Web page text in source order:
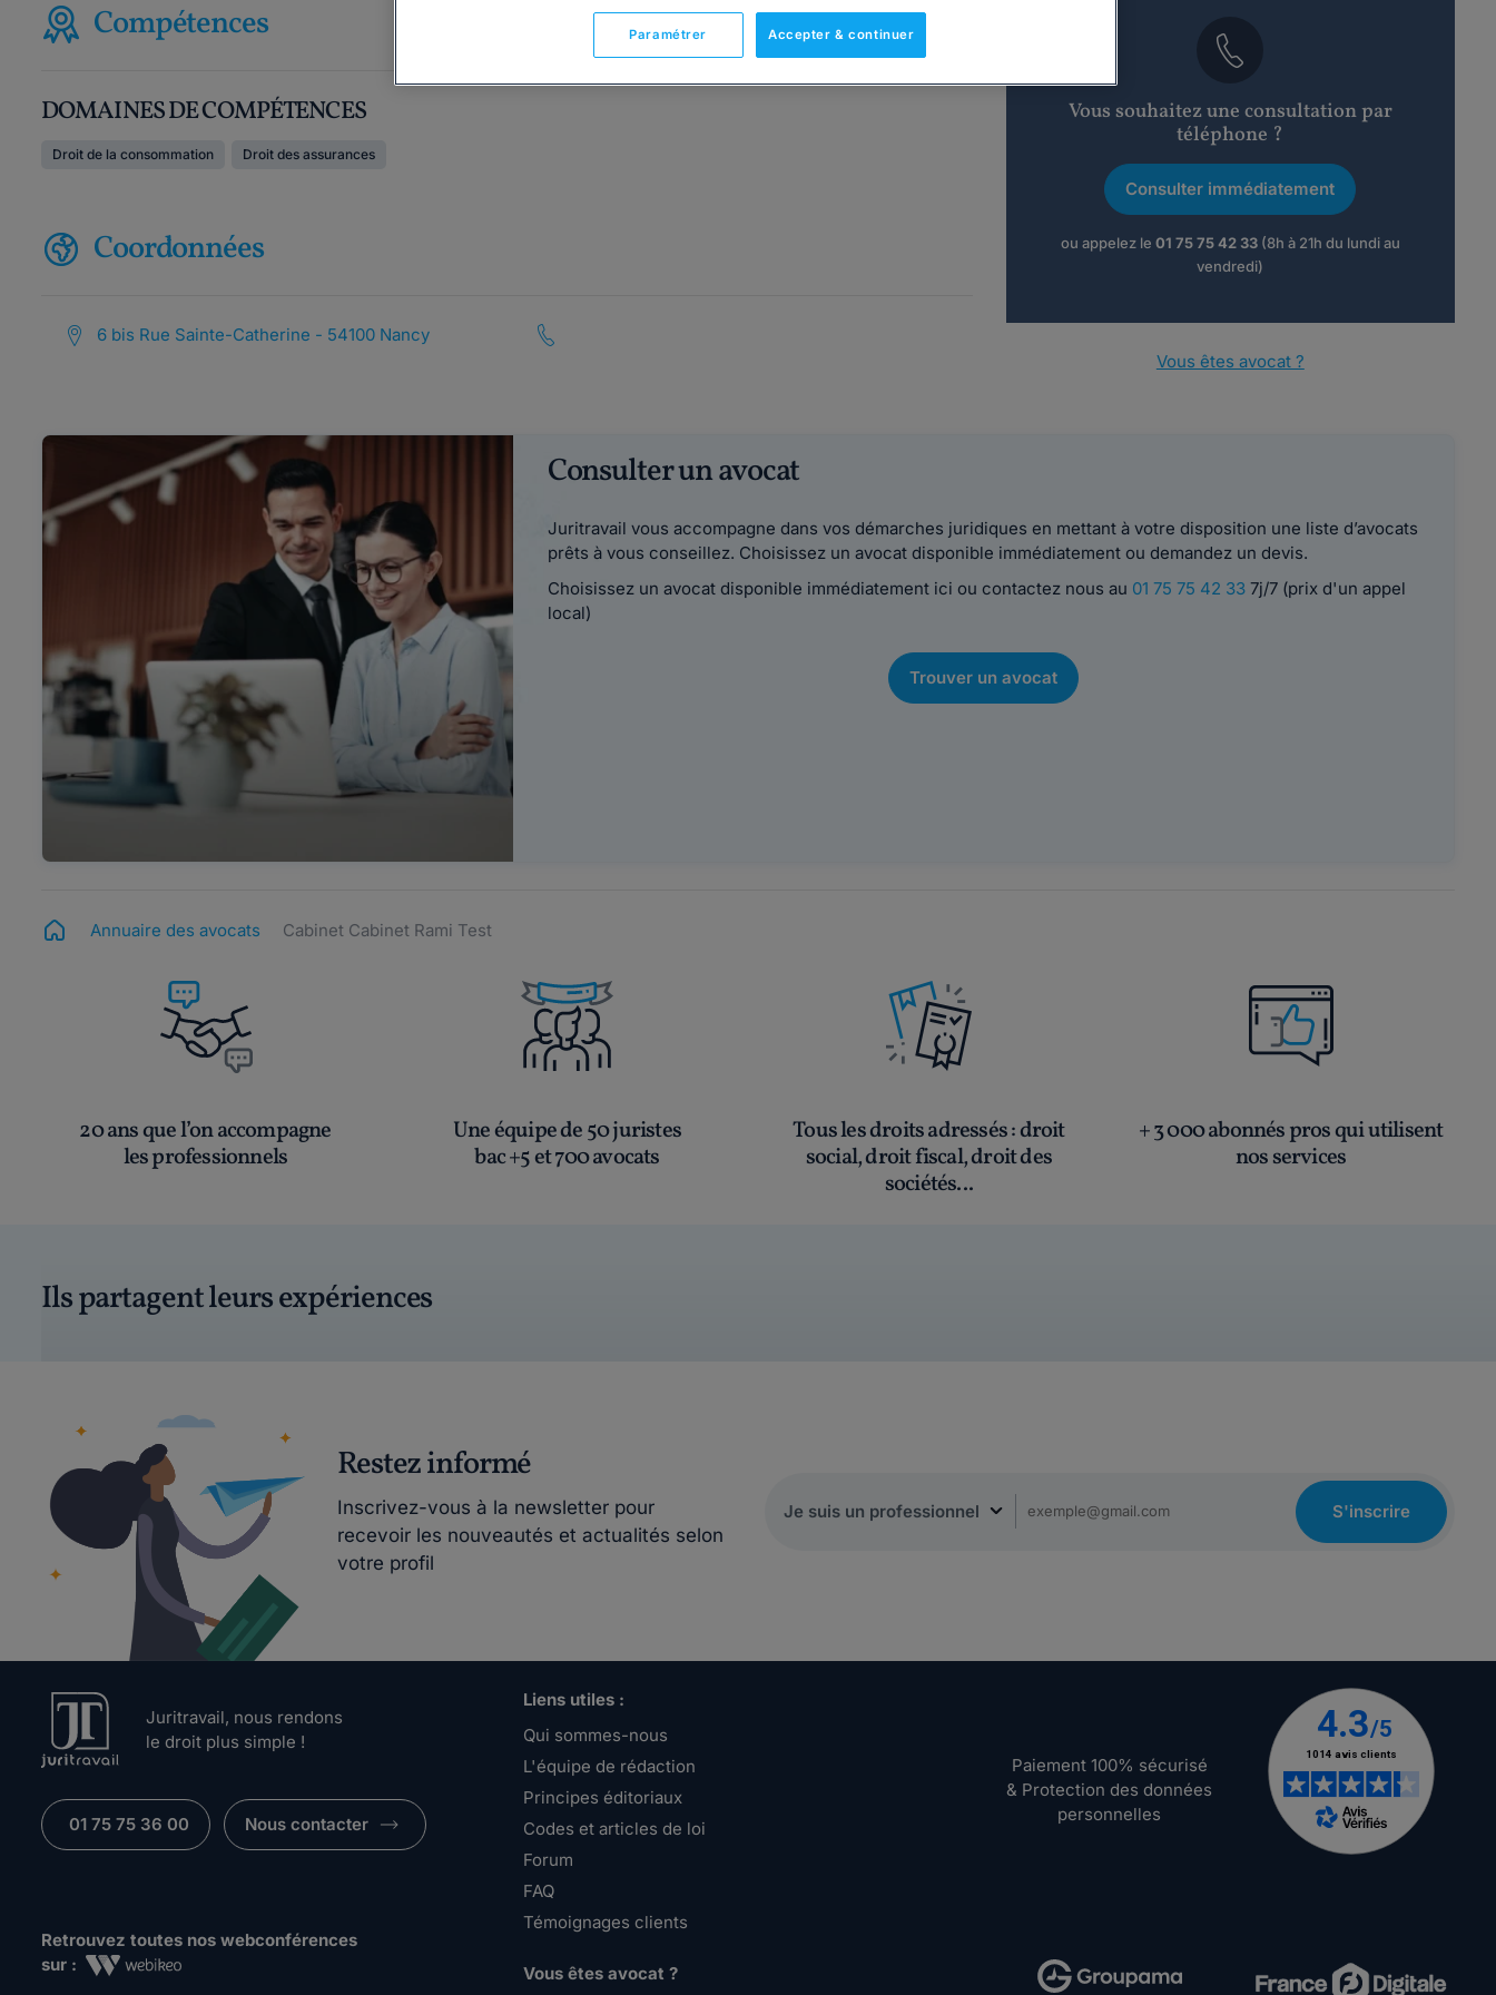
Compétences
DOMAINES DE COMPÉTENCES
Droit de la consommation Droit des assurances
Coordonnées
6 bis Rue Sainte-Catherine - 54100 Nancy
Vous souhaitez une consultation par
téléphone ?
Consulter immédiatement
ou appelez le 01 75 75 42 33(8h à 21h du lundi au
vendredi)
Vous êtes avocat ?
Consulter un avocat
Juritravail vous accompagne dans vos démarches juridiques en mettant à votre disposition une liste d’avocats
prêts à vous conseillez. Choisissez un avocat disponible immédiatement ou demandez un devis.
Choisissez un avocat disponible immédiatement ici ou contactez nous au 01 75 75 42 337j/7 (prix d'un appel
local)
Trouver un avocat
Annuaire des avocats Cabinet Cabinet Rami Test
20 ans que l’on accompagne
les professionnels
Une équipe de 50 juristes
bac +5 et 700 avocats
Tous les droits adressés: droit
social, droit fiscal, droit des
sociétés...
+ 3 000 abonnés pros qui utilisent
nos services
Ils partagent leurs expériences
Restez informé
Inscrivez-vous à la newsletter pour
recevoir les nouveautés et actualités selon
votre profil
S'inscrire
Juritravail, nous rendons
le droit plus simple !
01 75 75 36 00 Nous contacter
Retrouvez toutes nos webconférences
sur :
Liens utiles :
Qui sommes-nous
L'équipe de rédaction
Principes éditoriaux
Codes et articles de loi
Forum
FAQ
Témoignages clients
Vous êtes avocat ?
Paiement 100% sécurisé
& Protection des données
personnelles
Accepter & continuer
Paramétrer